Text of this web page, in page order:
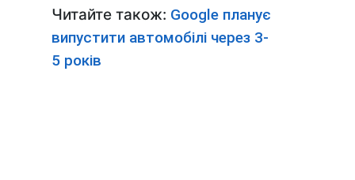
Читайте також: Google планує
випустити автомобілі через 3-
5 років